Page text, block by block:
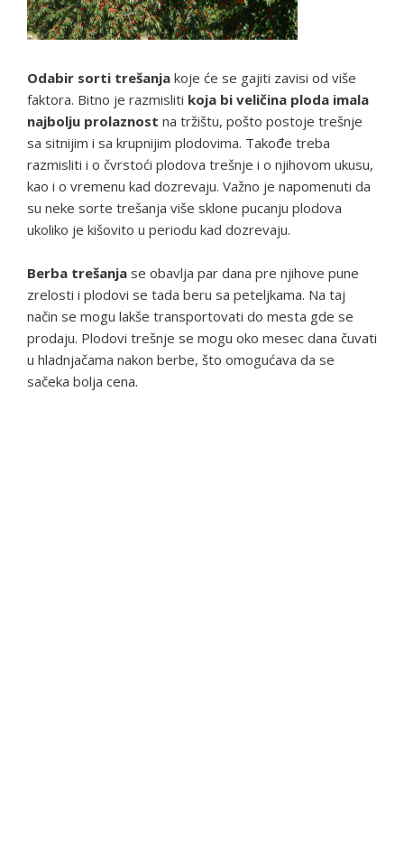
Odabir sorti trešanja koje će se gajiti zavisi od više
faktora. Bitno je razmisliti koja bi veličina ploda imala
najbolju prolaznost na tržištu, pošto postoje trešnje
sa sitnijim i sa krupnijim plodovima. Takođe treba
razmisliti i o čvrstoći plodova trešnje i o njihovom ukusu,
kao i o vremenu kad dozrevaju. Važno je napomenuti da
su neke sorte trešanja više sklone pucanju plodova
ukoliko je kišovito u periodu kad dozrevaju.
Berba trešanja se obavlja par dana pre njihove pune
zrelosti i plodovi se tada beru sa peteljkama. Na taj
način se mogu lakše transportovati do mesta gde se
prodaju. Plodovi trešnje se mogu oko mesec dana čuvati
u hladnjačama nakon berbe, što omogućava da se
sačeka bolja cena.